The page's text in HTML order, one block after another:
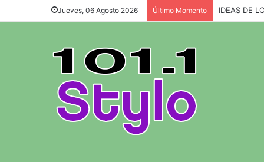
Jueves, 06 Agosto 2026 Último Momento IDEAS DE